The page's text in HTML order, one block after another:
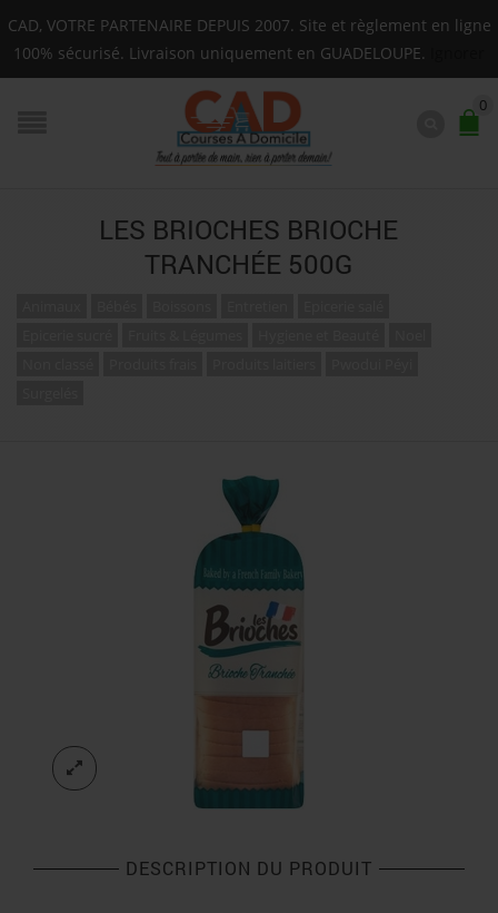
Livraison sur toute la Guadeloupe : Mardi, Jeudi,
0
LES BRIOCHES BRIOCHE
TRANCHÉE 500G
DESCRIPTION DU PRODUIT
CAD, VOTRE PARTENAIRE DEPUIS 2007. Site et règlement en ligne
100% sécurisé. Livraison uniquement en GUADELOUPE.